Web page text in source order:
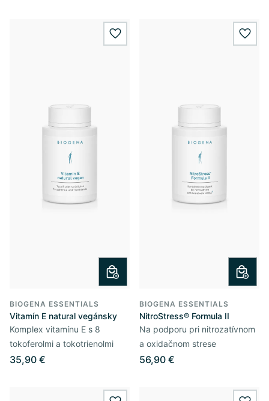
wishlist.add
BIOGENA ESSENTIALS
Vitamín E natural vegánsky
Komplex vitamínu E s 8
tokoferolmi a tokotrienolmi
35,90 €
BIOGENA ESSENTIALS
NitroStress® Formula II
Na podporu pri nitrozatívnom
a oxidačnom strese
56,90 €